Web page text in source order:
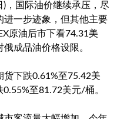
)，国际油价继续承压，尽
进一步迹象，但其他主要
原油后市下看74.31美
成品油价格设限。
下跌0.61%至75.42美
0.55%至81.72美元/桶。